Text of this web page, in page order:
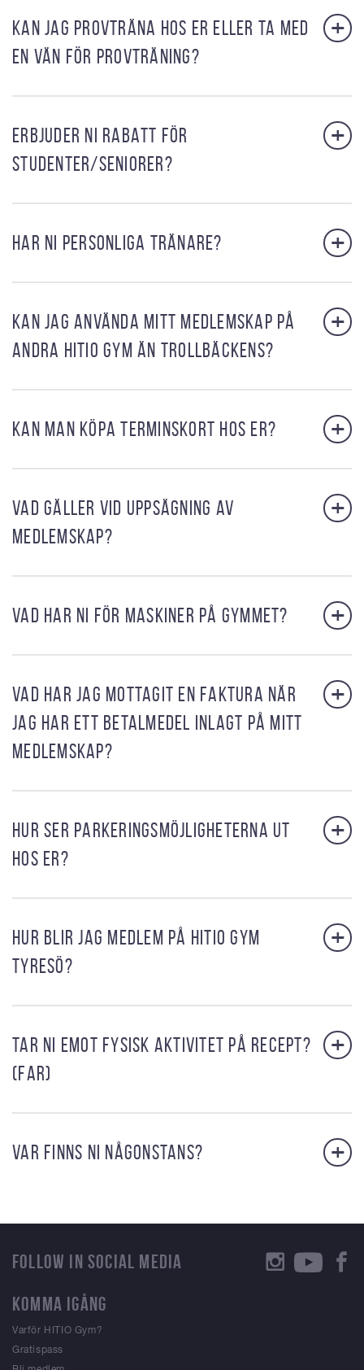
KAN JAG PROVTRÄNA HOS ER ELLER TA MED
EN VÄN FÖR PROVTRÄNING?
+
ERBJUDER NI RABATT FÖR
STUDENTER/SENIORER?
+
HAR NI PERSONLIGA TRÄNARE? +
KAN JAG ANVÄNDA MITT MEDLEMSKAP PÅ
ANDRA HITIO GYM ÄN TROLLBÄCKENS?
+
KAN MAN KÖPA TERMINSKORT HOS ER? +
VAD GÄLLER VID UPPSÄGNING AV
MEDLEMSKAP?
+
VAD HAR NI FÖR MASKINER PÅ GYMMET? +
VAD HAR JAG MOTTAGIT EN FAKTURA NÄR
JAG HAR ETT BETALMEDEL INLAGT PÅ MITT
MEDLEMSKAP?
+
HUR SER PARKERINGSMÖJLIGHETERNA UT
HOS ER?
+
HUR BLIR JAG MEDLEM PÅ HITIO GYM
TYRESÖ?
+
TAR NI EMOT FYSISK AKTIVITET PÅ RECEPT?
(FAR)
+
VAR FINNS NI NÅGONSTANS? +
KOMMA IGÅNG
Varför HITIO Gym?
Gratispass
FOLLOW IN SOCIAL MEDIA